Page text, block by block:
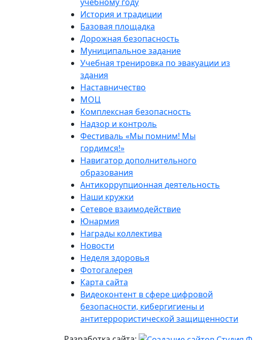
История и традиции
Базовая площадка
Дорожная безопасность
Муниципальное задание
Учебная тренировка по эвакуации из
здания
Наставничество
МОЦ
Комплексная безопасность
Надзор и контроль
Фестиваль «Мы помним! Мы
гордимся!»
Навигатор дополнительного
образования
Антикоррупционная деятельность
Наши кружки
Сетевое взаимодействие
Юнармия
Награды коллектива
Новости
Неделя здоровья
Фотогалерея
Карта сайта
Видеоконтент в сфере цифровой
безопасности, кибергигиены и
антитеррористической защищенности